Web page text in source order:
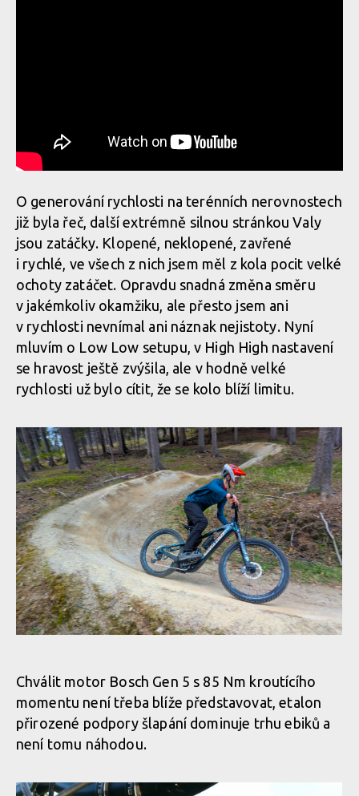
Santa Cruz Vala v akci
O generování rychlosti na terénních nerovnostech
již byla řeč, další extrémně silnou stránkou Valy
jsou zatáčky. Klopené, neklopené, zavřené
i rychlé, ve všech z nich jsem měl z kola pocit velké
ochoty zatáčet. Opravdu snadná změna směru
v jakémkoliv okamžiku, ale přesto jsem ani
v rychlosti nevnímal ani náznak nejistoty. Nyní
mluvím o Low Low setupu, v High High nastavení
se hravost ještě zvýšila, ale v hodně velké
rychlosti už bylo cítit, že se kolo blíží limitu.
Santa Cruz Vala v akci
Chválit motor Bosch Gen 5 s 85 Nm kroutícího
momentu není třeba blíže představovat, etalon
přirozené podpory šlapání dominuje trhu ebiků a
není tomu náhodou.